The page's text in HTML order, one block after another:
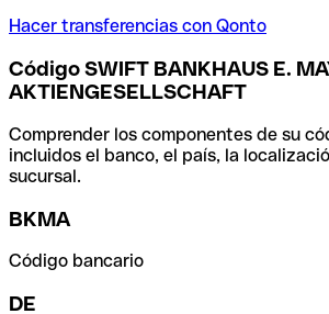
Hacer transferencias con Qonto
Código SWIFT BANKHAUS E.
AKTIENGESELLSCHAFT
Comprender los componentes de su
incluidos el banco, el país, la
sucursal.
BKMA
Código bancario
DE